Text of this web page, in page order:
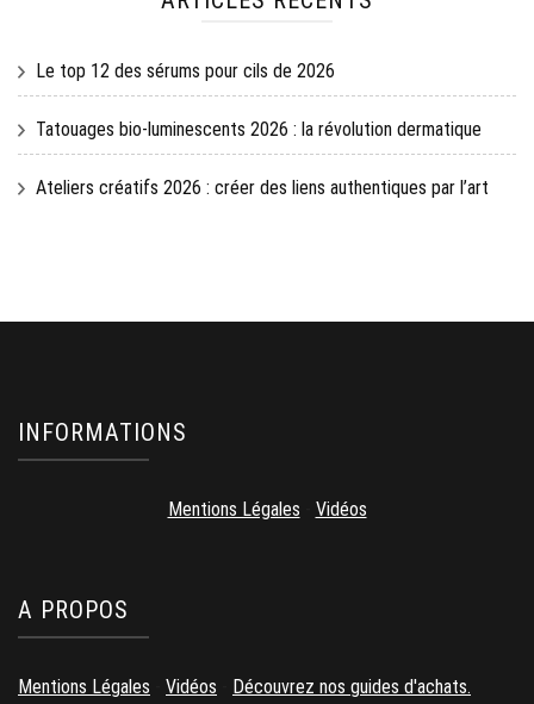
Le top 12 des sérums pour cils de 2026
Tatouages bio-luminescents 2026 : la révolution dermatique
Ateliers créatifs 2026 : créer des liens authentiques par l’art
INFORMATIONS
Mentions Légales Vidéos
A PROPOS
Mentions Légales Vidéos Découvrez nos guides d'achats.